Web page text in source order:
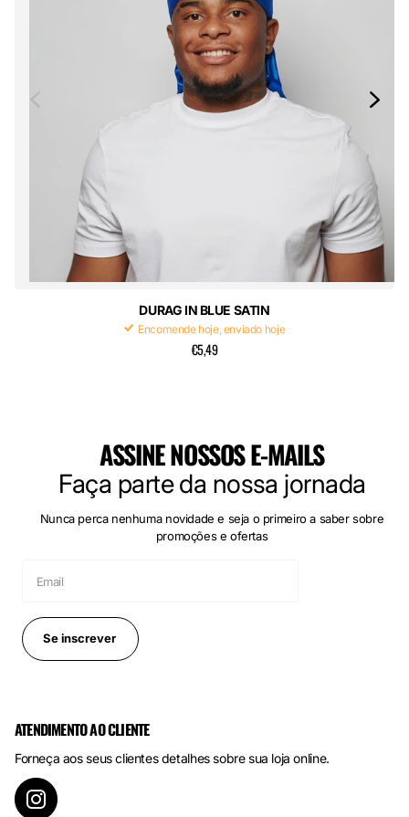
DURAG IN BLUE SATIN
Encomende hoje, enviado hoje
€5,49
ASSINE NOSSOS E-MAILS
Faça parte da nossa jornada
Nunca perca nenhuma novidade e seja o primeiro a saber sobre
promoções e ofertas
Se inscrever
ATENDIMENTO AO CLIENTE
Forneça aos seus clientes detalhes sobre sua loja online.